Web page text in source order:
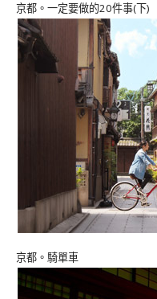
京都。一定要做的20件事(下)
京都。騎單車